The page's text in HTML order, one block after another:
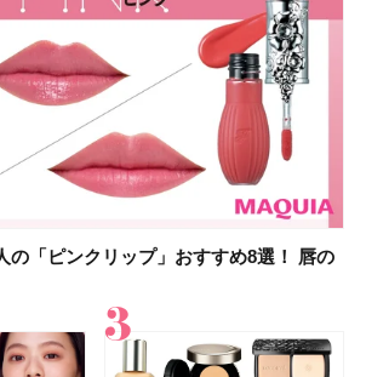
の「ピンクリップ」おすすめ8選！ 唇の
イベストコスメ５選】大人になって開眼
…
の「ピンクリップ」おすすめ8選！ 唇の
フレグランス」ランキングTOP5！＜美
エットや腸活におすすめの食品・ドリン
おすすめの髪型30選！ 若く見える・手
で当たる】中国割烹旅館 掬水亭の宿泊券
追加！「ウォータリーティントリップ